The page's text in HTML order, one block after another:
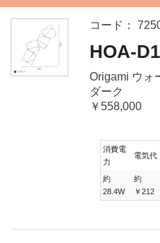
コード：
HOA-
Origami ウォ
ダーク
￥558,000
消費電
力
電気代
約
28.4W
約
￥212